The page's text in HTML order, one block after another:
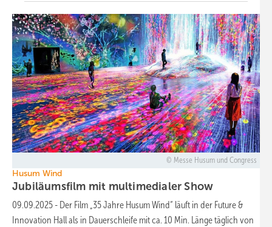
Messe Husum und Congress
Husum Wind
Jubiläumsfilm mit multimedialerShow
09.09.2025 - Der Film „35 Jahre Husum Wind“ läuft in der Future &
Innovation Hall als in Dauerschleife mit ca. 10 Min. Länge täglich von